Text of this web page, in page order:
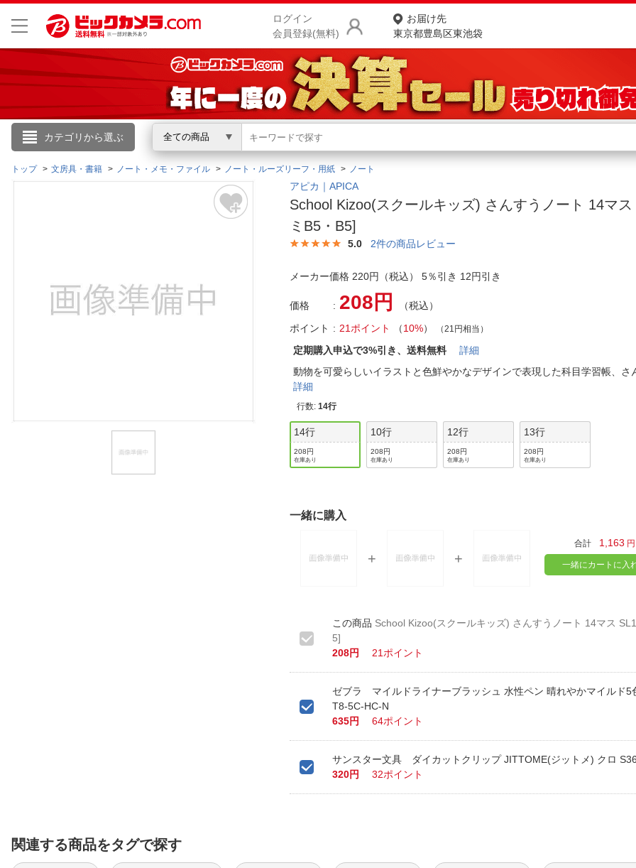
ログイン
会員登録(無料)
お届け先
東京都豊島区東池袋
カテゴリから選ぶ 全ての商品
こんにちは
ログイン
閲覧履歴
商品をさがす
ランキングからさがす
ご利用ガイド
よくある質問・お問合せ
ご利用規約
トップ 文房具・書籍 ノート・メモ・ファイル ノート・ルーズリーフ・用紙 ノート
アピカ｜APICA
School Kizoo(スクールキッズ) さんすうノート 14マス
ミB5・B5]
5.0 2件の商品レビュー
メーカー価格 220円（税込） 5％引き 12円引き
価格 208円
（税込）
ポイント
21ポイント （10%） （21円相当）
定期購入申込で3%引き、送料無料詳細
動物を可愛らしいイラストと色鮮やかなデザインで表現した科目学習帳、
詳細
行数:14行
14行
208円
在庫あり
10行
208円
在庫あり
12行
208円
在庫あり
13行
208円
在庫あり
一緒に購入
合計 1,163 円
一緒にカートに入
School Kizoo(スクールキッズ) さんすうノート 14マス
5]
208円
21ポイント
ゼブラ マイルドライナーブラッシュ 水性ペン 晴れやかマイルド5
T8-5C-HC-N
635円
64ポイント
サンスター文具 ダイカットクリップ JITTOME(ジットメ) クロ
320円
32ポイント
関連する商品をタグで探す